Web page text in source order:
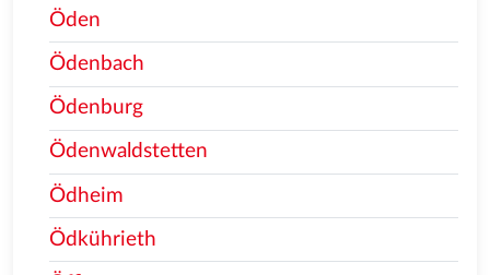
Öden
Ödenbach
Ödenburg
Ödenwaldstetten
Ödheim
Ödkührieth